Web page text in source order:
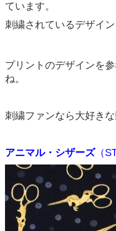
ています。
刺繍されているデザイン
プリントのデザインを
ね。
刺繍ファンなら大好き
アニマル・シザーズ（